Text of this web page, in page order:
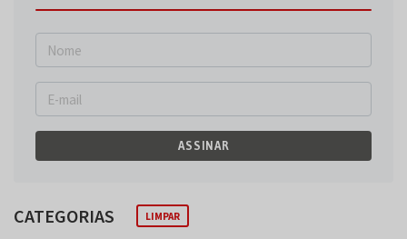
ASSINAR
CATEGORIAS LIMPAR